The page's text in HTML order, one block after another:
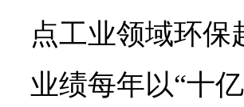
点工业领域环
业绩每年以“十